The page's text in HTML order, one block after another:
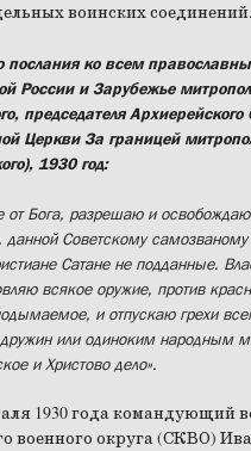
воинских соединений.
послания ко всем
России и Зарубежье
председателя
Церкви За границей
1930 год:
от Бога, разрешаю и
данной Советскому самозваному
Сатане не подданные.
всякое оружие, против
и отпускаю грехи
дружин или одиноким народным
и Христово дело».
1930 года командующий
военного округа (СКВО)